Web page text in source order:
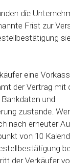
die
Frist zur
eine
der Vertrag mit
und
zustande.
nach erneuter
von 10
der Verkäufer